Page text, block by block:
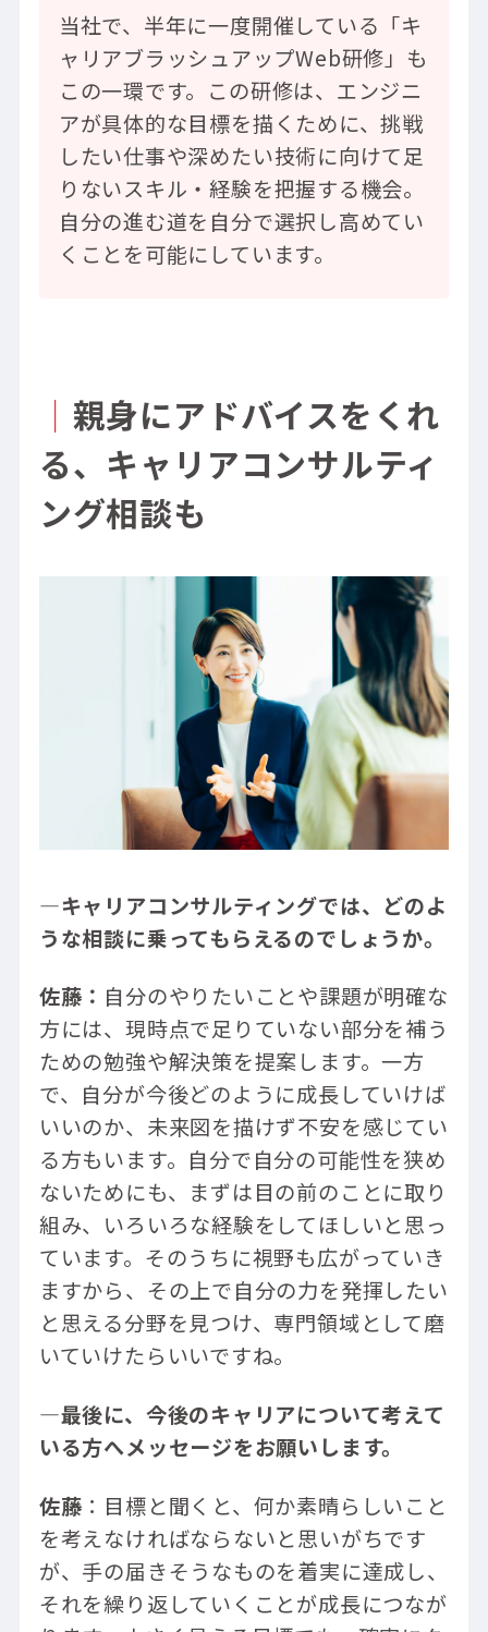
当社で、半年に一度開催している「キ
ャリアブラッシュアップWeb研修」も
この一環です。この研修は、エンジニ
アが具体的な目標を描くために、挑戦
したい仕事や深めたい技術に向けて足
りないスキル・経験を把握する機会。
自分の進む道を自分で選択し高めてい
くことを可能にしています。
｜ 親身にアドバイスをくれ
る、キャリアコンサルティ
ング相談も
―キャリアコンサルティングでは、どのよ
うな相談に乗ってもらえるのでしょうか。
佐藤： 自分のやりたいことや課題が明確な
方には、現時点で足りていない部分を補う
ための勉強や解決策を提案します。一方
で、自分が今後どのように成長していけば
いいのか、未来図を描けず不安を感じてい
る方もいます。自分で自分の可能性を狭め
ないためにも、まずは目の前のことに取り
組み、いろいろな経験をしてほしいと思っ
ています。そのうちに視野も広がっていき
ますから、その上で自分の力を発揮したい
と思える分野を見つけ、専門領域として磨
いていけたらいいですね。
―最後に、今後のキャリアについて考えて
いる方へメッセージをお願いします。
佐藤 ：目標と聞くと、何か素晴らしいこと
を考えなければならないと思いがちです
が、手の届きそうなものを着実に達成し、
それを繰り返していくことが成長につなが